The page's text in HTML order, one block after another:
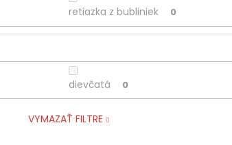
retiazka z bubliniek 0
dievčatá 0
VYMAZAŤ FILTRE